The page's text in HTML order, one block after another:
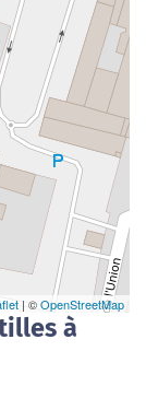
| ©OpenStreetMap
à